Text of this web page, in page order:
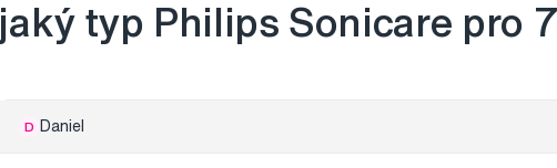
jaký typ Philips Sonicare pro
D Daniel